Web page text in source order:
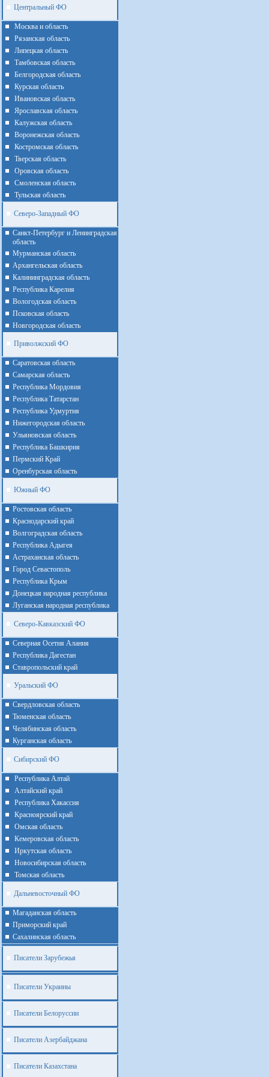
Центральный ФО
Москва и область
Рязанская область
Липецкая область
Тамбовская область
Белгородская область
Курская область
Ивановская область
Ярославская область
Калужская область
Воронежская область
Костромская область
Тверская область
Оровская область
Смоленская область
Тульская область
Северо-Западный ФО
Санкт-Петербург и Ленинградская
область
Мурманская область
Архангельская область
Калининградская область
Республика Карелия
Вологодская область
Псковская область
Новгородская область
Приволжский ФО
Cаратовская область
Cамарская область
Республика Мордовия
Республика Татарстан
Республика Удмуртия
Нижегородская область
Ульяновская область
Республика Башкирия
Пермский Край
Оренбурская область
Южный ФО
Ростовская область
Краснодарский край
Волгоградская область
Республика Адыгея
Астраханская область
Город Севастополь
Республика Крым
Донецкая народная республика
Луганская народная республика
Северо-Кавказский ФО
Северная Осетия Алания
Республика Дагестан
Ставропольский край
Уральский ФО
Cвердловская область
Тюменская область
Челябинская область
Курганская область
Сибирский ФО
Республика Алтай
Алтайcкий край
Республика Хакассия
Красноярский край
Омская область
Кемеровская область
Иркутская область
Новосибирская область
Томская область
Дальневосточный ФО
Магаданская область
Приморский край
Cахалинская область
Писатели Зарубежья
Писатели Украины
Писатели Белоруссии
Писатели Азербайджана
Писатели Казахстана